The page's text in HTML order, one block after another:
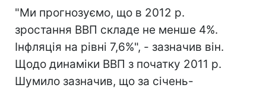
"Ми прогнозуємо, що в 2012 р.
зростання ВВП складе не менше 4%.
Інфляція на рівні 7,6%", - зазначив він.
Щодо динаміки ВВП з початку 2011 р.
Шумило зазначив, що за січень-